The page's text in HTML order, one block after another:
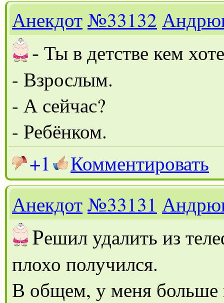
Анекдот№33132
- Ты в детстве кем
- Взрослым.
- А сейчас?
- Ребёнком.
+1
Комментировать
Анекдот№33131
Решил удалить из
плохо получился.
В общем, у меня больше